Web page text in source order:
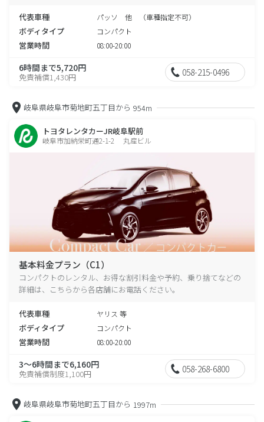
代表車種 パッソ 他 （車種指定不可）
ボディタイプ コンパクト
営業時間 08:00-20:00
6時間まで5,720円
免責補償1,430円 058-215-0496
岐阜県岐阜市菊地町五丁目から 954m
トヨタレンタカーJR岐阜駅前
岐阜市加納栄町通2-1-2 丸産ビル
基本料金プラン（C1）
コンパクトのレンタル、お得な割引料金や予約、乗り捨てなどの
詳細は、こちらから各店舗にお電話ください。
代表車種 ヤリス 等
ボディタイプ コンパクト
営業時間 08:00-20:00
3～6時間まで6,160円
免責補償制度1,100円 058-268-6800
岐阜県岐阜市菊地町五丁目から 1997m